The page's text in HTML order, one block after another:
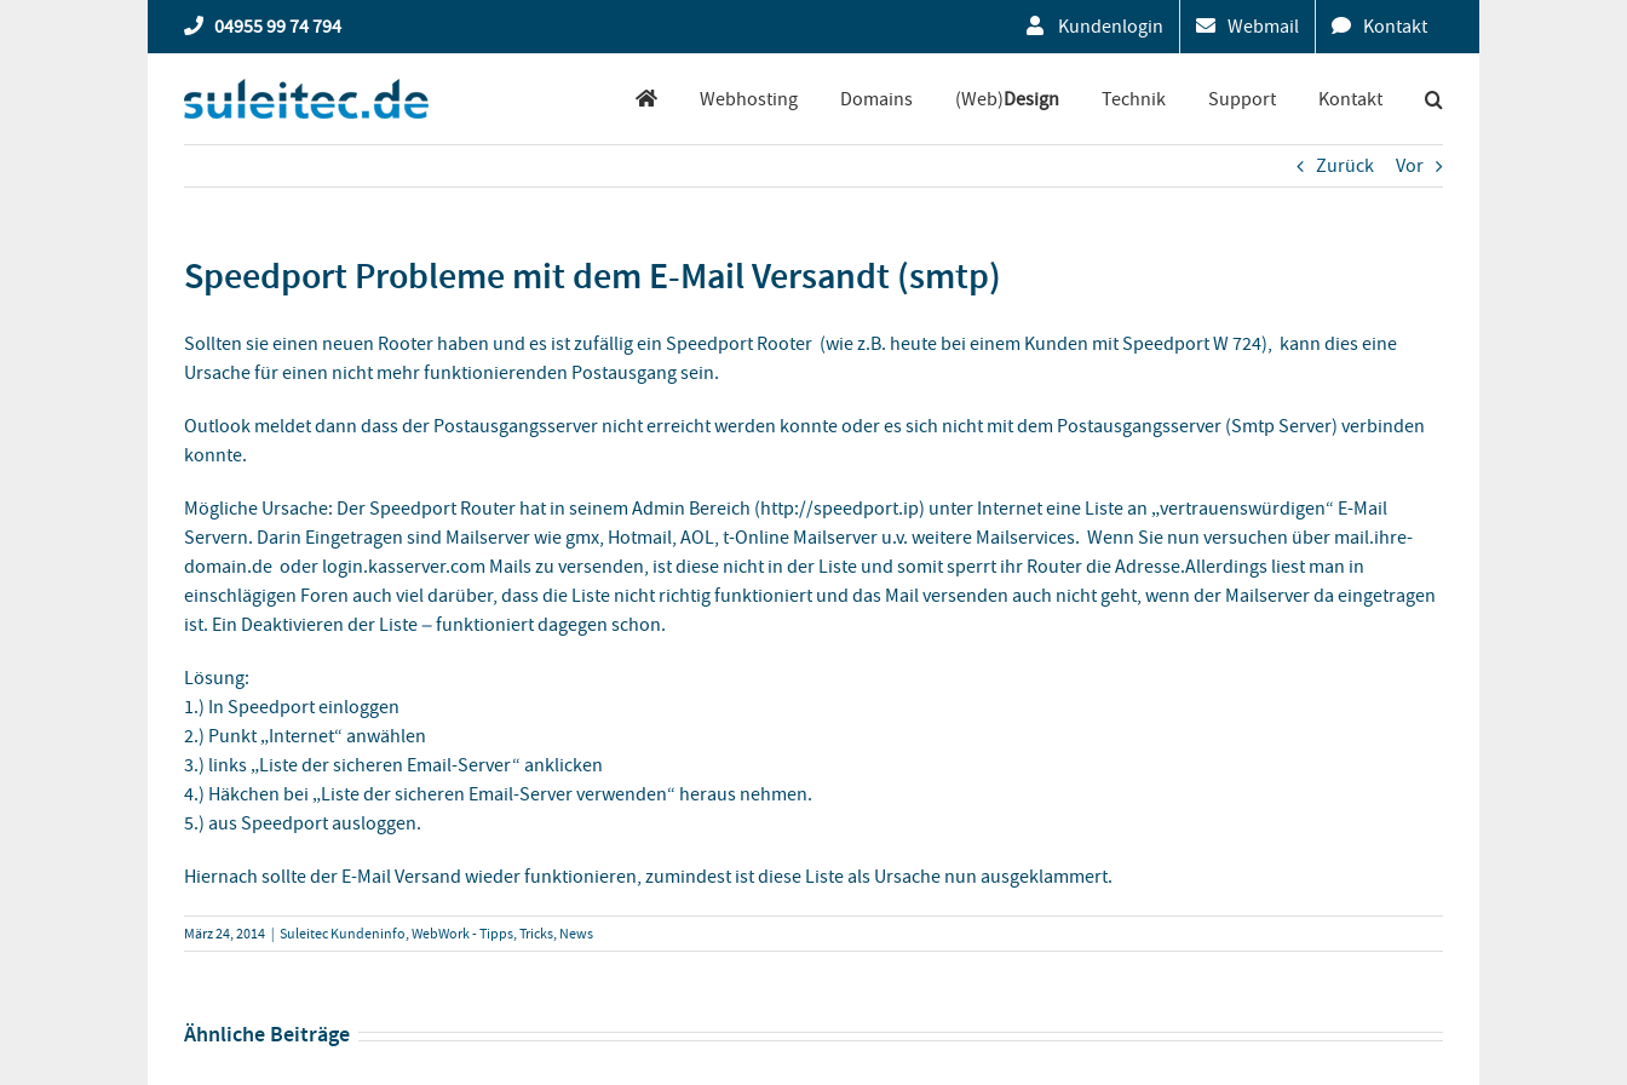
04955 99 74 794 Kundenlogin Webmail Kontakt
Webhosting Domains (Web)Design Technik Support Kontakt
Zurück Vor
Speedport Probleme mit dem E-Mail Versandt (smtp)
Sollten sie einen neuen Rooter haben und es ist zufällig ein Speedport Rooter (wie z.B. heute bei einem Kunden mit Speedport W 724), kann dies eine
Ursache für einen nicht mehr funktionierenden Postausgang sein.
Outlook meldet dann dass der Postausgangsserver nicht erreicht werden konnte oder es sich nicht mit dem Postausgangsserver (Smtp Server) verbinden
konnte.
Mögliche Ursache: Der Speedport Router hat in seinem Admin Bereich (http://speedport.ip) unter Internet eine Liste an „vertrauenswürdigen“ E-Mail
Servern. Darin Eingetragen sind Mailserver wie gmx, Hotmail, AOL, t-Online Mailserver u.v. weitere Mailservices. Wenn Sie nun versuchen über mail.ihre-
domain.de oder login.kasserver.com Mails zu versenden, ist diese nicht in der Liste und somit sperrt ihr Router die Adresse.Allerdings liest man in
einschlägigen Foren auch viel darüber, dass die Liste nicht richtig funktioniert und das Mail versenden auch nicht geht, wenn der Mailserver da eingetragen
ist. Ein Deaktivieren der Liste – funktioniert dagegen schon.
Lösung:
1.) In Speedport einloggen
2.) Punkt „Internet“ anwählen
3.) links „Liste der sicheren Email-Server“ anklicken
4.) Häkchen bei „Liste der sicheren Email-Server verwenden“ heraus nehmen.
5.) aus Speedport ausloggen.
Hiernach sollte der E-Mail Versand wieder funktionieren, zumindest ist diese Liste als Ursache nun ausgeklammert.
März 24, 2014 | Suleitec Kundeninfo,WebWork - Tipps, Tricks, News
Ähnliche Beiträge